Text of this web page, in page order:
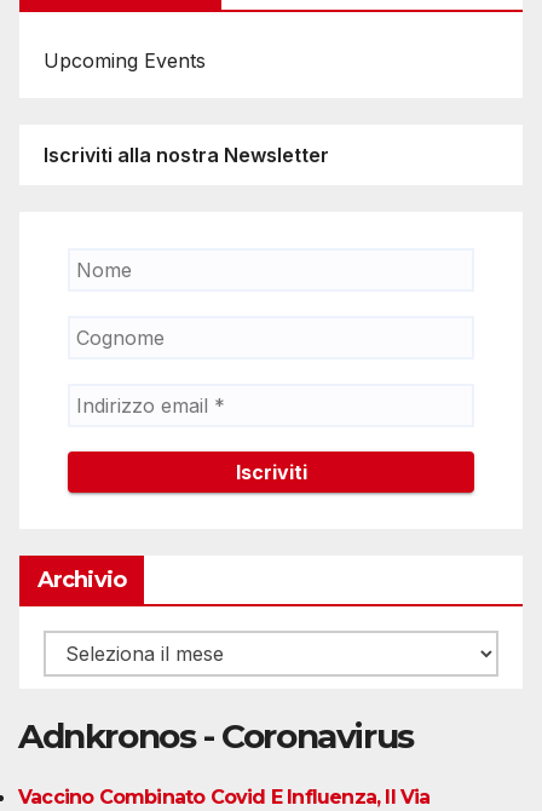
Upcoming Events
Iscriviti alla nostra Newsletter
Archivio
Archivio
Adnkronos - Coronavirus
Vaccino Combinato Covid E Influenza, Il Via